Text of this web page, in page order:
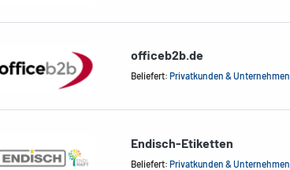
officeb2b.de
Beliefert: Privatkunden & Unternehmen
Endisch-Etiketten
Beliefert: Privatkunden & Unternehmen